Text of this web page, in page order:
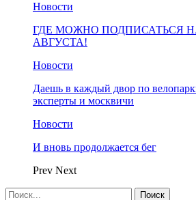
Новости
ГДЕ МОЖНО ПОДПИСАТЬСЯ
АВГУСТА!
Новости
Даешь в каждый двор по
эксперты и москвичи
Новости
И вновь продолжается бег
Prev Next